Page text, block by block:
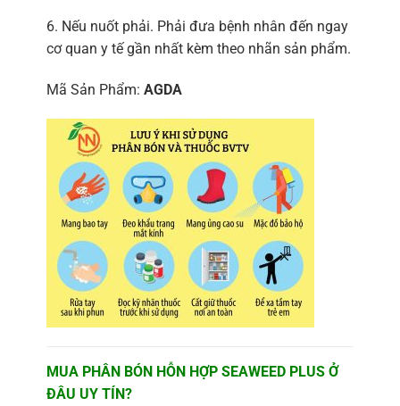
6. Nếu nuốt phải. Phải đưa bệnh nhân đến ngay
cơ quan y tế gần nhất kèm theo nhãn sản phẩm.
Mã Sản Phẩm: AGDA
MUA PHÂN BÓN HỖN HỢP SEAWEED PLUS Ở
ĐÂU UY TÍN?